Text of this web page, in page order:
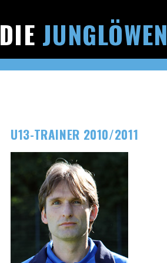
DIE JUNGLÖWEN
U13-TRAINER 2010/2011